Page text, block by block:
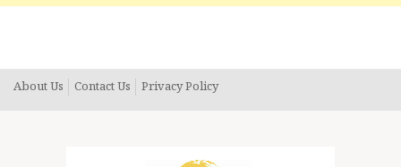
About Us Contact Us Privacy Policy